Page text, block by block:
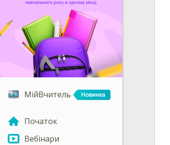
МійВчитель
Початок
Вебінари